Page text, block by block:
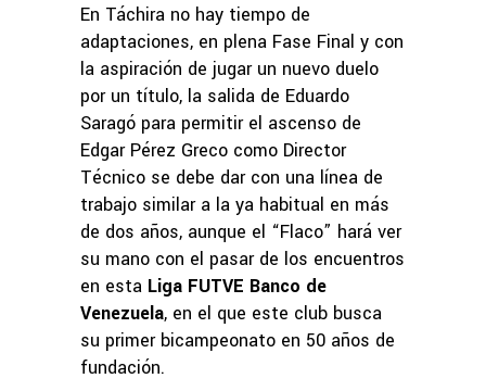
En Táchira no hay tiempo de
adaptaciones, en plena Fase Final y con
la aspiración de jugar un nuevo duelo
por un título, la salida de Eduardo
Saragó para permitir el ascenso de
Edgar Pérez Greco como Director
Técnico se debe dar con una línea de
trabajo similar a la ya habitual en más
de dos años, aunque el “Flaco” hará ver
su mano con el pasar de los encuentros
en esta Liga FUTVE Banco de
Venezuela, en el que este club busca
su primer bicampeonato en 50 años de
fundación.